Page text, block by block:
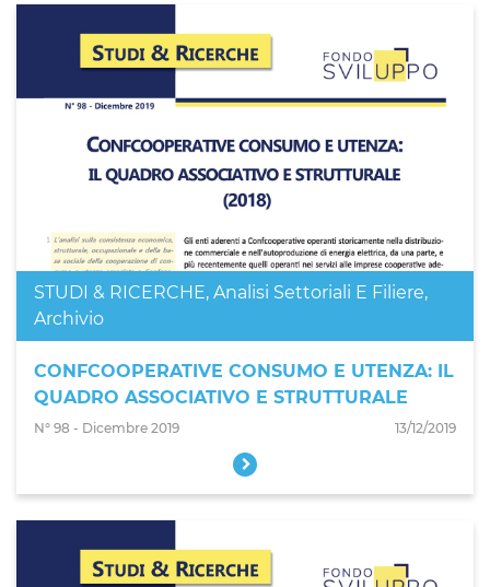
STUDI & RICERCHE, Analisi Settoriali E Filiere,
Archivio
CONFCOOPERATIVE CONSUMO E UTENZA: IL
QUADRO ASSOCIATIVO E STRUTTURALE
N° 98 - Dicembre 2019 13/12/2019